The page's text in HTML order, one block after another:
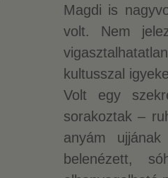
Magdi is
volt. Nem
kultusszal
Volt egy
sorakoztak –
anyám
belenézett,